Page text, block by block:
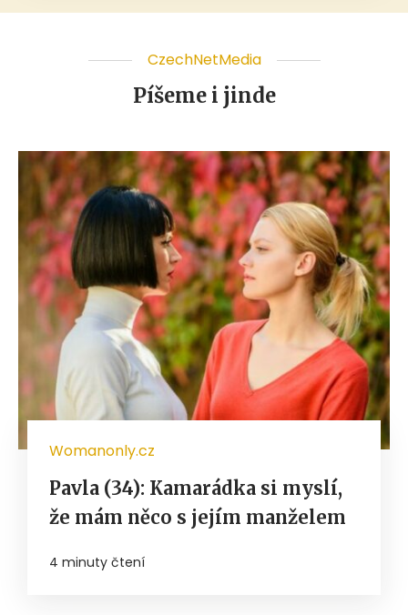
CzechNetMedia
Píšeme i jinde
Womanonly.cz
Pavla (34): Kamarádka si myslí,
že mám něco s jejím manželem
4 minuty čtení